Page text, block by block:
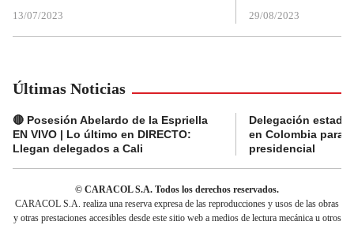
13/07/2023 29/08/2023
Últimas Noticias
🔴 Posesión Abelardo de la Espriella
EN VIVO | Lo último en DIRECTO:
Llegan delegados a Cali
Delegación
en Colombia para
presidencial
© CARACOL S.A. Todos los derechos reservados.
CARACOL S.A. realiza una reserva expresa de las reproducciones y usos de las obras
y otras prestaciones accesibles desde este sitio web a medios de lectura mecánica u otros